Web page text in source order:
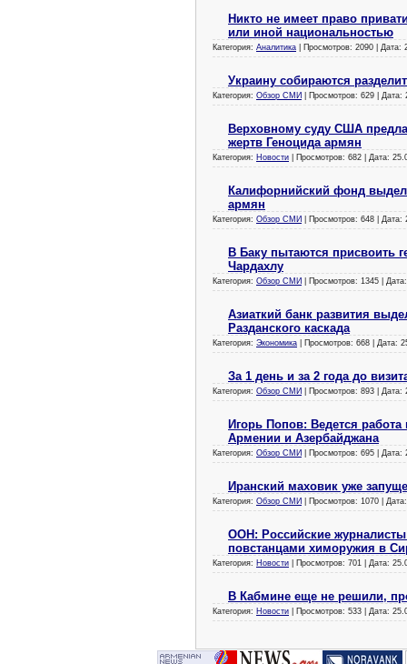
Никто не имеет право
или иной национальностью
Категория: Аналитика | Просмотров: 2090 | Дата:
Украину собираются
Категория: Обзор СМИ | Просмотров: 629 | Дата:
Верховному суду США
жертв Геноцида армян
Категория: Новости | Просмотров: 682 | Дата:
Калифорнийский фонд
армян
Категория: Обзор СМИ | Просмотров: 648 | Дата:
В Баку пытаются присвоить
Чардахлу
Категория: Обзор СМИ | Просмотров: 1345 |
Азиаткий банк развития
Разданского каскада
Категория: Экономика | Просмотров: 668 | Дата:
За 1 день и за 2 года до
Категория: Обзор СМИ | Просмотров: 893 | Дата:
Игорь Попов: Ведется работа
Армении и Азербайджана
Категория: Обзор СМИ | Просмотров: 695 | Дата:
Иранский маховик уже
Категория: Обзор СМИ | Просмотров: 1070 |
ООН: Российские журналисты
повстанцами химоружия в
Категория: Новости | Просмотров: 701 | Дата:
В Кабмине еще не решили,
Категория: Новости | Просмотров: 533 | Дата: